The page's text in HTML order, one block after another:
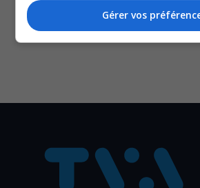
SOUTENIR NOS MÉDIAS, C’EST
CULTURE ET NOTRE
Gérer vos